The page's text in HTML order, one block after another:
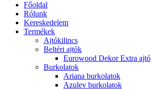
Főoldal
Rólunk
Kereskedelem
Termékek
Ajtókilincs
Beltéri ajtók
Eurowood Dekor Extra ajtó
Burkolatok
Ariana burkolatok
Azulev burkolatok